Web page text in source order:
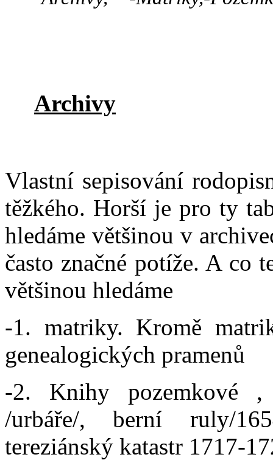
Archivy
Vlastní sepisování
těžkého. Horší je pro ty
hledáme většinou v
často značné potíže. A co
většinou hledáme
-1. matriky. Kromě
genealogických pramenů
-2. Knihy pozemkové ,
/urbáře/, berní ruly/
tereziánský katastr 1717-